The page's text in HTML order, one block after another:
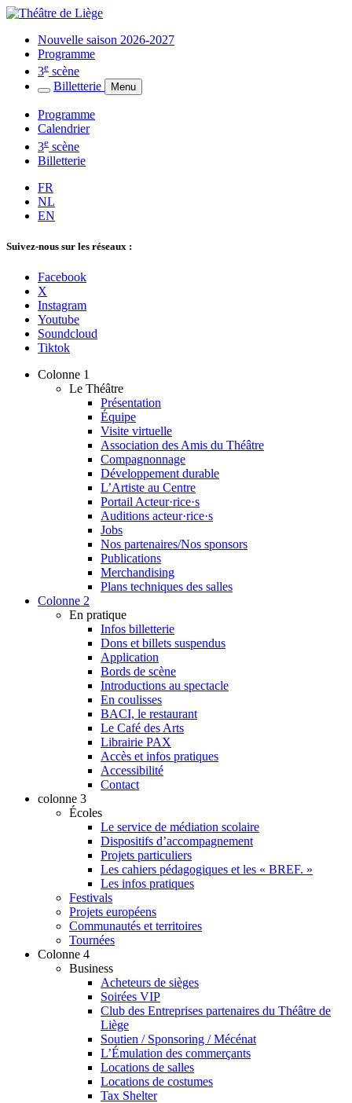
Nouvelle saison 2026-2027
Programme
3e scène
Billetterie
Menu
Programme
Calendrier
3e scène
Billetterie
FR
NL
EN
Suivez-nous sur les réseaux :
Facebook
X
Instagram
Youtube
Soundcloud
Tiktok
Colonne 1
Le Théâtre
Présentation
Équipe
Visite virtuelle
Association des Amis du Théâtre
Compagnonnage
Développement durable
L’Artiste au Centre
Portail Acteur·rice·s
Auditions acteur·rice·s
Jobs
Nos partenaires/Nos sponsors
Publications
Merchandising
Plans techniques des salles
Colonne 2
En pratique
Infos billetterie
Dons et billets suspendus
Application
Bords de scène
Introductions au spectacle
En coulisses
BACI, le restaurant
Le Café des Arts
Librairie PAX
Accès et infos pratiques
Accessibilité
Contact
colonne 3
Écoles
Le service de médiation scolaire
Dispositifs d’accompagnement
Projets particuliers
Les cahiers pédagogiques et les « BREF. »
Les infos pratiques
Festivals
Projets européens
Communautés et territoires
Tournées
Colonne 4
Business
Acheteurs de sièges
Soirées VIP
Club des Entreprises partenaires du Théâtre de
Liège
Soutien / Sponsoring / Mécénat
L’Émulation des commerçants
Locations de salles
Locations de costumes
Tax Shelter